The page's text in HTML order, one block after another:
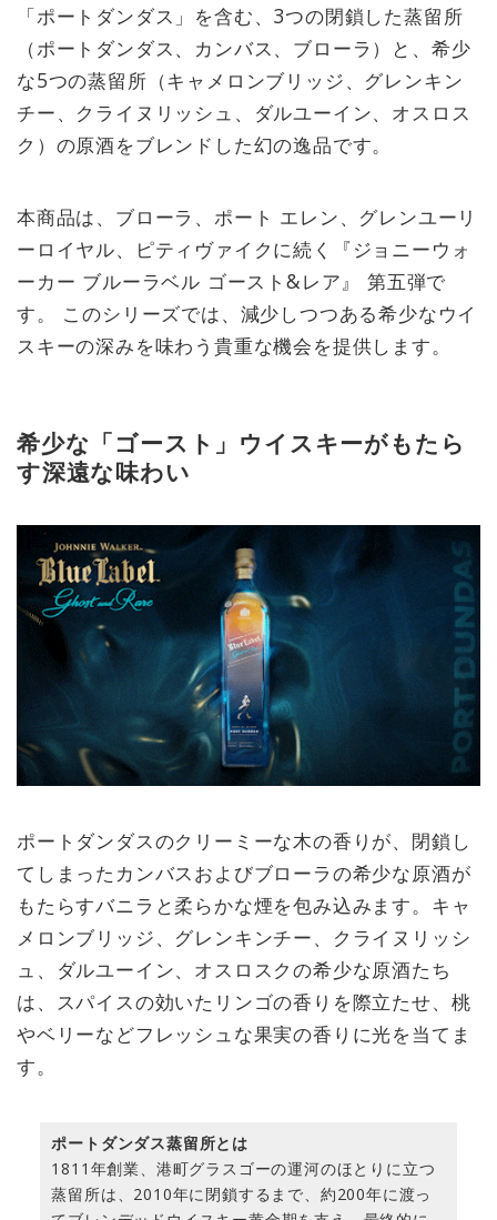
「ポートダンダス」を含む、3つの閉鎖した蒸留所
（ポートダンダス、カンバス、ブローラ）と、希少
な5つの蒸留所（キャメロンブリッジ、グレンキン
チー、クライヌリッシュ、ダルユーイン、オスロス
ク）の原酒をブレンドした幻の逸品です。
本商品は、ブローラ、ポート エレン、グレンユーリ
ーロイヤル、ピティヴァイクに続く『ジョニーウォ
ーカー ブルーラベル ゴースト&レア』 第五弾で
す。 このシリーズでは、減少しつつある希少なウイ
スキーの深みを味わう貴重な機会を提供します。
希少な「ゴースト」ウイスキーがもたら
す深遠な味わい
ポートダンダスのクリーミーな木の香りが、閉鎖し
てしまったカンバスおよびブローラの希少な原酒が
もたらすバニラと柔らかな煙を包み込みます。キャ
メロンブリッジ、グレンキンチー、クライヌリッシ
ュ、ダルユーイン、オスロスクの希少な原酒たち
は、スパイスの効いたリンゴの香りを際立たせ、桃
やベリーなどフレッシュな果実の香りに光を当てま
す。
ポートダンダス蒸留所とは
1811年創業、港町グラスゴーの運河のほとりに立つ
蒸留所は、2010年に閉鎖するまで、約200年に渡っ